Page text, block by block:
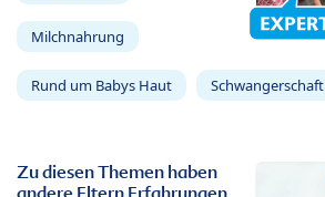
Milchnahrung
Rund um Babys Haut Schwangerschaft
Zu diesen Themen haben